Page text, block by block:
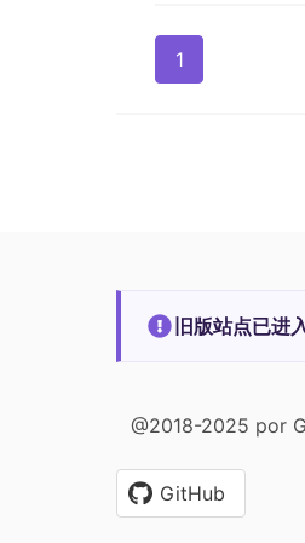
1
旧版站点已进
@2018-2025 por
GitHub